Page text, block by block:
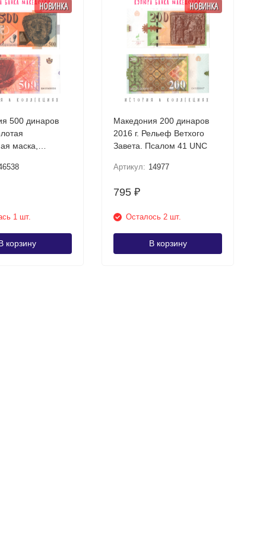
НОВИНКА
500 динаров
маска,
1 шт.
корзину
НОВИНКА
Македония 200 динаров
2016 г. Рельеф Ветхого
Завета. Псалом 41 UNC
Артикул: 14977
795₽
Осталось 2 шт.
В корзину